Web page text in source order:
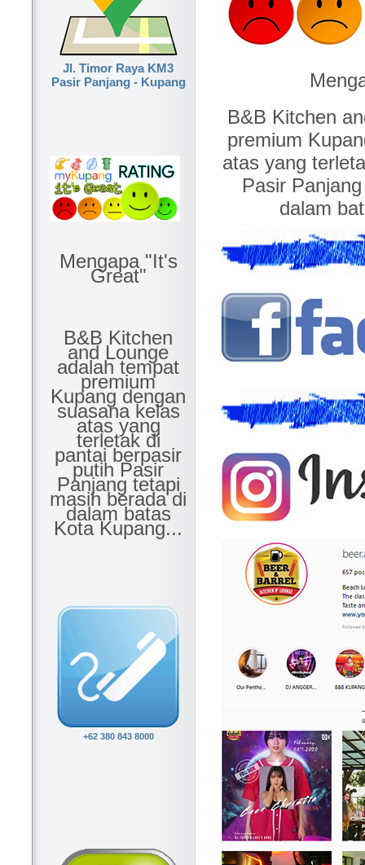
Jl. Timor Raya KM3
Pasir Panjang - Kupang
Mengapa "It's
Great"
B&B Kitchen
and Lounge
adalah tempat
premium
Kupang dengan
suasana kelas
atas yang
terletak di
pantai berpasir
putih Pasir
Panjang tetapi
masih berada di
dalam batas
Kota Kupang...
+62 380 843 8000
B&B Kitchen
premium
atas yang
Pasir
dalam